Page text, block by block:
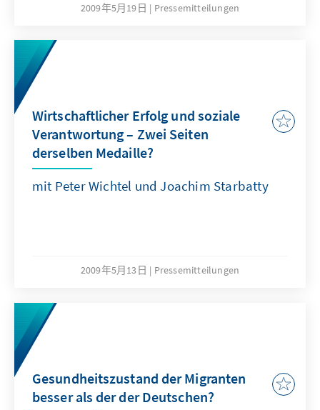
2009年5月19日 Pressemitteilungen
Wirtschaftlicher Erfolg und soziale
Verantwortung – Zwei Seiten
derselben Medaille?
mit Peter Wichtel und Joachim Starbatty
2009年5月13日 Pressemitteilungen
Gesundheitszustand der Migranten
besser als der der Deutschen?